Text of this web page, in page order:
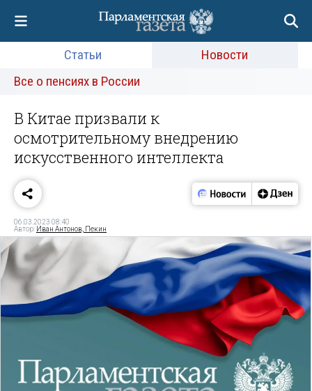
Статьи
Новости
Все о пенсиях в России
В Китае призвали к
осмотрительному внедрению
искусственного интеллекта
06.03.2023 08:40
Автор: Иван Антонов, Пекин